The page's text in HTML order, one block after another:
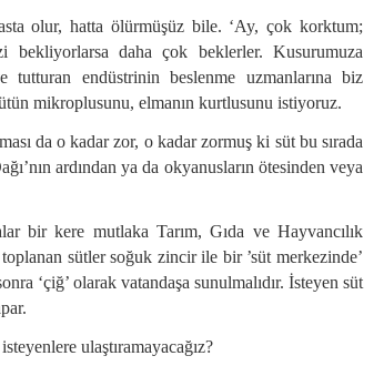
olur, hatta ölürmüşüz bile. ‘Ay, çok korktum;
bekliyorlarsa daha çok beklerler. Kusurumuza
tutturan endüstrinin beslenme uzmanlarına biz
mikroplusunu, elmanın kurtlusunu istiyoruz.
da o kadar zor, o kadar zormuş ki süt bu sırada
ardından ya da okyanusların ötesinden veya
bir kere mutlaka Tarım, Gıda ve Hayvancılık
sütler soğuk zincir ile bir ’süt merkezinde’
‘çiğ’ olarak vatandaşa sunulmalıdır. İsteyen süt
ulaştıramayacağız?